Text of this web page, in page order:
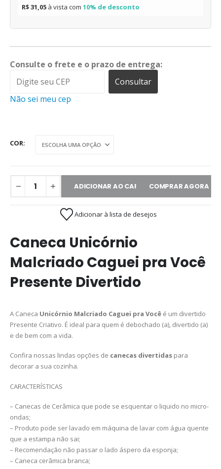
R$ 31,05 à vista com 10% de desconto
Consulte o frete e o prazo de entrega:
Consultar
Não sei meu cep
COR
ADICIONAR AO CARRINHOCOMPRAR AGORA
Adicionar à lista de desejos
Caneca Unicórnio
Malcriado Caguei pra Você
Presente Divertido
A Caneca Unicórnio Malcriado Caguei pra Você é um divertido
Presente Criativo. É ideal para quem é debochado (a), divertido (a)
e de bem com a vida.
Confira nossas lindas opções de canecas divertidas para
decorar a sua cozinha.
CARACTERÍSTICAS
– Canecas de Cerâmica que pode se esquentar o liquido no micro-
ondas;
– Produto pode ser lavado em máquina de lavar com água quente
que a estampa não sai;
– Recomendação não passar o lado áspero da esponja;
– Caneca cerâmica branca;